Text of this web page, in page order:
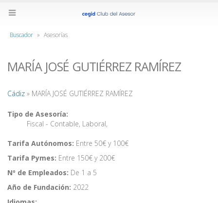
Buscador » Asesorías
MARÍA JOSÉ GUTIÉRREZ RAMÍREZ
Cádiz » MARÍA JOSÉ GUTIÉRREZ RAMÍREZ
Tipo de Asesoría:
Fiscal - Contable, Laboral,
Tarifa Autónomos: Entre 50€ y 100€
Tarifa Pymes: Entre 150€ y 200€
Nº de Empleados: De 1 a 5
Año de Fundación: 2022